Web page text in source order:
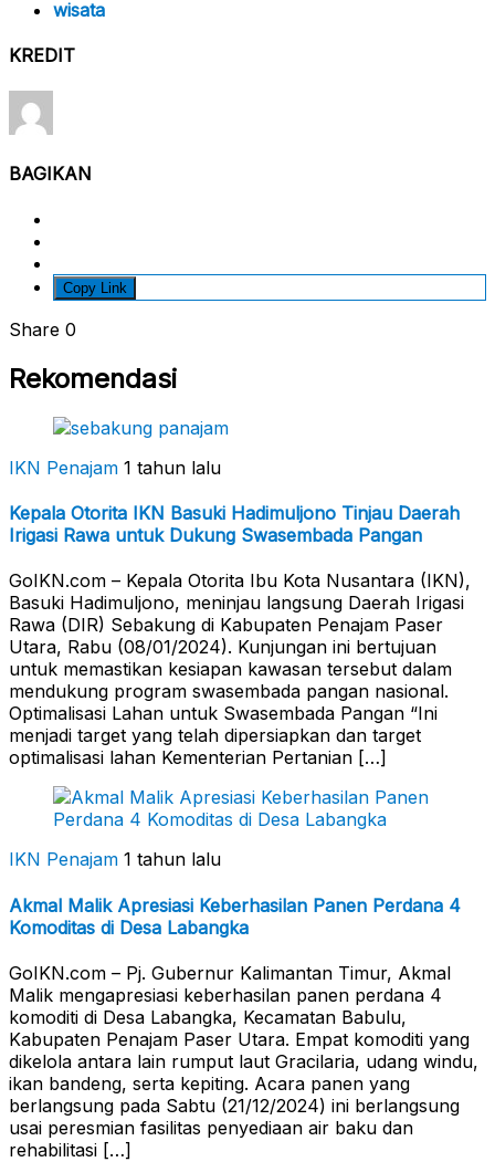
wisata
KREDIT
BAGIKAN
Copy Link
Share 0
Rekomendasi
IKN Penajam 1 tahun lalu
Kepala Otorita IKN Basuki Hadimuljono Tinjau Daerah
Irigasi Rawa untuk Dukung Swasembada Pangan
GoIKN.com – Kepala Otorita Ibu Kota Nusantara (IKN),
Basuki Hadimuljono, meninjau langsung Daerah Irigasi
Rawa (DIR) Sebakung di Kabupaten Penajam Paser
Utara, Rabu (08/01/2024). Kunjungan ini bertujuan
untuk memastikan kesiapan kawasan tersebut dalam
mendukung program swasembada pangan nasional.
Optimalisasi Lahan untuk Swasembada Pangan “Ini
menjadi target yang telah dipersiapkan dan target
optimalisasi lahan Kementerian Pertanian […]
IKN Penajam 1 tahun lalu
Akmal Malik Apresiasi Keberhasilan Panen Perdana 4
Komoditas di Desa Labangka
GoIKN.com – Pj. Gubernur Kalimantan Timur, Akmal
Malik mengapresiasi keberhasilan panen perdana 4
komoditi di Desa Labangka, Kecamatan Babulu,
Kabupaten Penajam Paser Utara. Empat komoditi yang
dikelola antara lain rumput laut Gracilaria, udang windu,
ikan bandeng, serta kepiting. Acara panen yang
berlangsung pada Sabtu (21/12/2024) ini berlangsung
usai peresmian fasilitas penyediaan air baku dan
rehabilitasi […]